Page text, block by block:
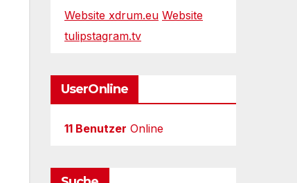
Website xdrum.eu Website
tulipstagram.tv
UserOnline
11 Benutzer Online